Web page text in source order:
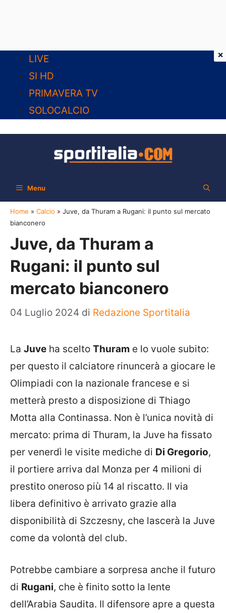
contenuto
LIVE
SI HD
PRIMAVERA TV
SOLOCALCIO
Menu
Home » Calcio » Juve, da Thuram a Rugani: il punto sul mercato
bianconero
Juve, da Thuram a
Rugani: il punto sul
mercato bianconero
04 Luglio 2024 di Redazione Sportitalia
La Juve ha scelto Thuram e lo vuole subito:
per questo il calciatore rinuncerà a giocare le
Olimpiadi con la nazionale francese e si
metterà presto a disposizione di Thiago
Motta alla Continassa. Non è l’unica novità di
mercato: prima di Thuram, la Juve ha fissato
per venerdì le visite mediche di Di Gregorio,
il portiere arriva dal Monza per 4 milioni di
prestito oneroso più 14 al riscatto. Il via
libera definitivo è arrivato grazie alla
disponibilità di Szczesny, che lascerà la Juve
come da volontà del club.
Potrebbe cambiare a sorpresa anche il futuro
di Rugani, che è finito sotto la lente
dell’Arabia Saudita. Il difensore apre a questa
×